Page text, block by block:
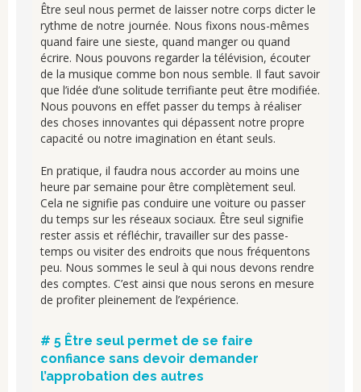
Être seul nous permet de laisser notre corps dicter le
rythme de notre journée. Nous fixons nous-mêmes
quand faire une sieste, quand manger ou quand
écrire. Nous pouvons regarder la télévision, écouter
de la musique comme bon nous semble. Il faut savoir
que l’idée d’une solitude terrifiante peut être modifiée.
Nous pouvons en effet passer du temps à réaliser
des choses innovantes qui dépassent notre propre
capacité ou notre imagination en étant seuls.
En pratique, il faudra nous accorder au moins une
heure par semaine pour être complètement seul.
Cela ne signifie pas conduire une voiture ou passer
du temps sur les réseaux sociaux. Être seul signifie
rester assis et réfléchir, travailler sur des passe-
temps ou visiter des endroits que nous fréquentons
peu. Nous sommes le seul à qui nous devons rendre
des comptes. C’est ainsi que nous serons en mesure
de profiter pleinement de l’expérience.
# 5 Être seul permet de se faire
confiance sans devoir demander
l’approbation des autres